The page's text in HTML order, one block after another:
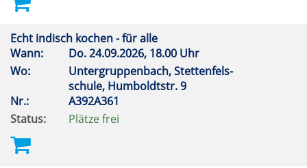
Echt indisch kochen - für alle
Wann:
Do.24.09.2026, 18.00 Uhr
Wo:
Untergruppenbach, Stettenfels-
schule, Humboldtstr. 9
Nr.:
A392A361
Status:
Plätze frei